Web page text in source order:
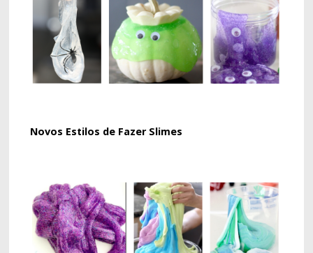
Novos Estilos de Fazer Slimes